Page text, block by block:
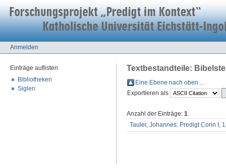
Anmelden
Einträge auflisten
Bibliotheken
Siglen
Textbestandteile:
Eine Ebene nach oben ...
Exportieren als
Anzahl der Einträge: 1.
Tauler, Johannes: Predigt Corin I,